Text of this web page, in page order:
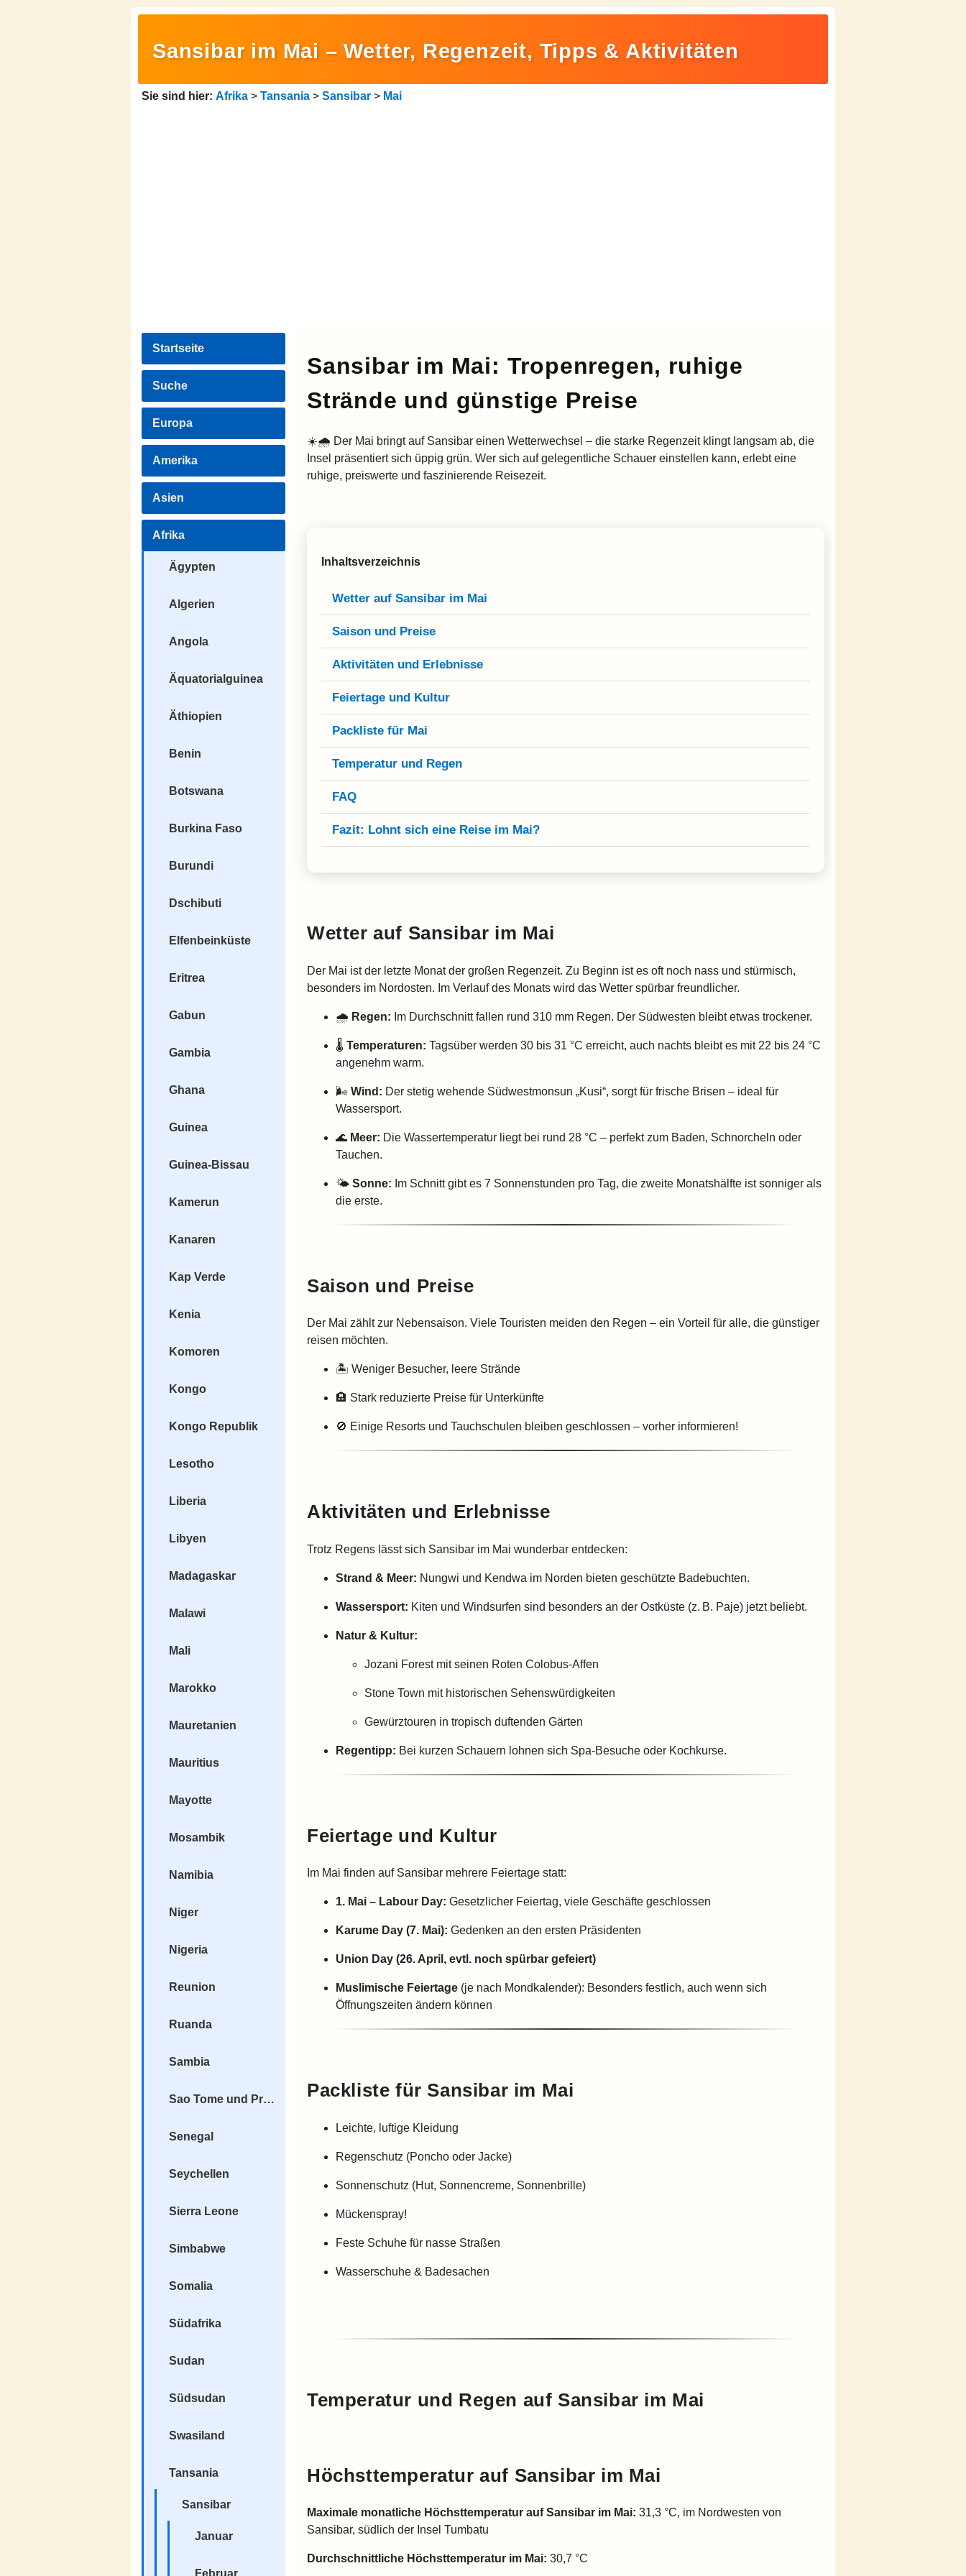
Sansibar im Mai – Wetter, Regenzeit, Tipps & Aktivitäten
Sie sind hier: Afrika > Tansania > Sansibar > Mai
Startseite
Suche
Europa
Amerika
Asien
Afrika
Ägypten
Algerien
Angola
Äquatorialguinea
Äthiopien
Benin
Botswana
Burkina Faso
Burundi
Dschibuti
Elfenbeinküste
Eritrea
Gabun
Gambia
Ghana
Guinea
Guinea-Bissau
Kamerun
Kanaren
Kap Verde
Kenia
Komoren
Kongo
Kongo Republik
Lesotho
Liberia
Libyen
Madagaskar
Malawi
Mali
Marokko
Mauretanien
Mauritius
Mayotte
Mosambik
Namibia
Niger
Nigeria
Reunion
Ruanda
Sambia
Sao Tome und Principe
Senegal
Seychellen
Sierra Leone
Simbabwe
Somalia
Südafrika
Sudan
Südsudan
Swasiland
Tansania
Sansibar
Januar
Sansibar im Mai: Tropenregen, ruhige
Strände und günstige Preise
☀️🌧️ Der Mai bringt auf Sansibar einen Wetterwechsel – die starke Regenzeit klingt langsam ab, die
Insel präsentiert sich üppig grün. Wer sich auf gelegentliche Schauer einstellen kann, erlebt eine
ruhige, preiswerte und faszinierende Reisezeit.
Inhaltsverzeichnis
Wetter auf Sansibar im Mai
Saison und Preise
Aktivitäten und Erlebnisse
Feiertage und Kultur
Packliste für Mai
Temperatur und Regen
FAQ
Fazit: Lohnt sich eine Reise im Mai?
Wetter auf Sansibar im Mai
Der Mai ist der letzte Monat der großen Regenzeit. Zu Beginn ist es oft noch nass und stürmisch,
besonders im Nordosten. Im Verlauf des Monats wird das Wetter spürbar freundlicher.
🌧️ Regen: Im Durchschnitt fallen rund 310 mm Regen. Der Südwesten bleibt etwas trockener.
🌡️ Temperaturen: Tagsüber werden 30 bis 31 °C erreicht, auch nachts bleibt es mit 22 bis 24 °C
angenehm warm.
🌬️ Wind: Der stetig wehende Südwestmonsun „Kusi“, sorgt für frische Brisen – ideal für
Wassersport.
🌊 Meer: Die Wassertemperatur liegt bei rund 28 °C – perfekt zum Baden, Schnorcheln oder
Tauchen.
🌤️ Sonne: Im Schnitt gibt es 7 Sonnenstunden pro Tag, die zweite Monatshälfte ist sonniger als
die erste.
Saison und Preise
Der Mai zählt zur Nebensaison. Viele Touristen meiden den Regen – ein Vorteil für alle, die günstiger
reisen möchten.
🏝️ Weniger Besucher, leere Strände
🏨 Stark reduzierte Preise für Unterkünfte
🚫 Einige Resorts und Tauchschulen bleiben geschlossen – vorher informieren!
Aktivitäten und Erlebnisse
Trotz Regens lässt sich Sansibar im Mai wunderbar entdecken:
Strand & Meer: Nungwi und Kendwa im Norden bieten geschützte Badebuchten.
Wassersport: Kiten und Windsurfen sind besonders an der Ostküste (z. B. Paje) jetzt beliebt.
Natur & Kultur:
Jozani Forest mit seinen Roten Colobus-Affen
Stone Town mit historischen Sehenswürdigkeiten
Gewürztouren in tropisch duftenden Gärten
Regentipp: Bei kurzen Schauern lohnen sich Spa-Besuche oder Kochkurse.
Feiertage und Kultur
Im Mai finden auf Sansibar mehrere Feiertage statt:
1. Mai – Labour Day: Gesetzlicher Feiertag, viele Geschäfte geschlossen
Karume Day (7. Mai): Gedenken an den ersten Präsidenten
Union Day (26. April, evtl. noch spürbar gefeiert)
Muslimische Feiertage (je nach Mondkalender): Besonders festlich, auch wenn sich
Öffnungszeiten ändern können
Packliste für Sansibar im Mai
Leichte, luftige Kleidung
Regenschutz (Poncho oder Jacke)
Sonnenschutz (Hut, Sonnencreme, Sonnenbrille)
Mückenspray!
Feste Schuhe für nasse Straßen
Wasserschuhe & Badesachen
Temperatur und Regen auf Sansibar im Mai
Höchsttemperatur auf Sansibar im Mai
Maximale monatliche Höchsttemperatur auf Sansibar im Mai: 31,3 °C, im Nordwesten von
Sansibar, südlich der Insel Tumbatu
Durchschnittliche Höchsttemperatur im Mai: 30,7 °C